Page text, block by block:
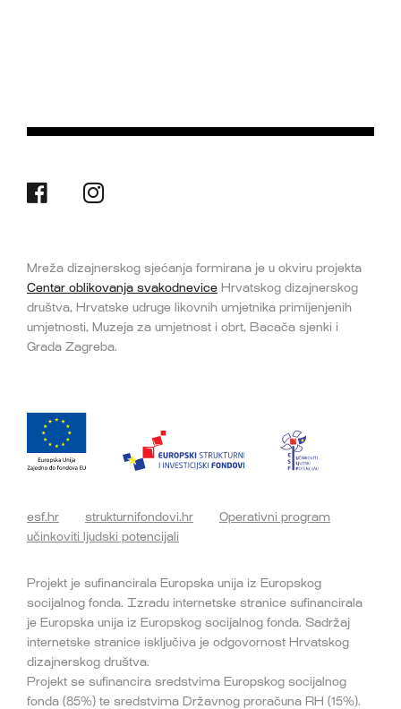
Mreža dizajnerskog sjećanja formirana je u okviru projekta
Centar oblikovanja svakodnevice Hrvatskog dizajnerskog
društva, Hrvatske udruge likovnih umjetnika primijenjenih
umjetnosti, Muzeja za umjetnost i obrt, Bacača sjenki i
Grada Zagreba.
esf.hr strukturnifondovi.hr
Operativni program
učinkoviti ljudski potencijali
Projekt je sufinancirala Europska unija iz Europskog
socijalnog fonda. Izradu internetske stranice sufinancirala
je Europska unija iz Europskog socijalnog fonda. Sadržaj
internetske stranice isključiva je odgovornost Hrvatskog
dizajnerskog društva.
Projekt se sufinancira sredstvima Europskog socijalnog
fonda (85%) te sredstvima Državnog proračuna RH (15%).